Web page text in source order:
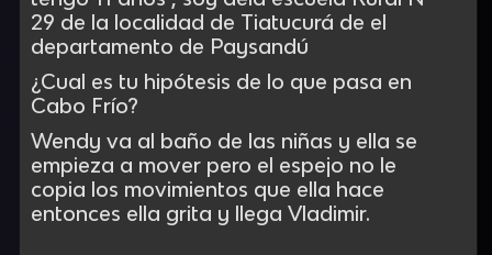
29 de la localidad de Tiatucurá de el
departamento de Paysandú
¿Cual es tu hipótesis de lo que pasa en
Cabo Frío?
Wendy va al baño de las niñas y ella se
empieza a mover pero el espejo no le
copia los movimientos que ella hace
entonces ella grita y llega Vladimir.